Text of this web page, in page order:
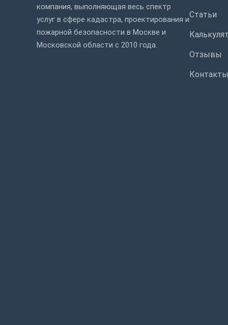
компания, выполняющая весь спектр
услуг в сфере кадастра, проектирования и
пожарной безопасности в Москве и
Московской области с 2010 года.
Статьи
Отзывы
Контакты